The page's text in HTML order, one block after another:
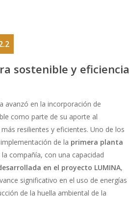
sostenible y eficiencia
avanzó en la incorporación de
como parte de su aporte al
resilientes y eficientes. Uno de los
de la primera planta
la compañía, con una capacidad
en el proyecto LUMINA,
significativo en el uso de energías
de la huella ambiental de la